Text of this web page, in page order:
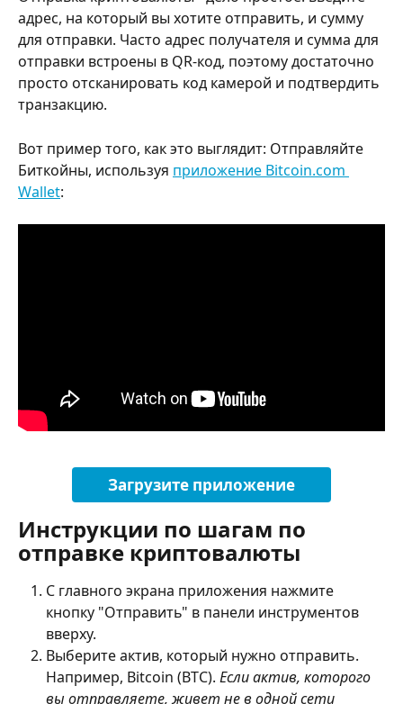
адрес, на который вы хотите отправить, и сумму
для отправки. Часто адрес получателя и сумма для
отправки встроены в QR-код, поэтому достаточно
просто отсканировать код камерой и подтвердить
транзакцию.
Вот пример того, как это выглядит: Отправляйте
Биткойны, используя приложение Bitcoin.com
Wallet:
Загрузите приложение
Инструкции по шагам по
отправке криптовалюты
С главного экрана приложения нажмите
кнопку "Отправить" в панели инструментов
вверху.
Выберите актив, который нужно отправить.
Например, Bitcoin (BTC). Если актив, которого
вы отправляете, живет не в одной сети